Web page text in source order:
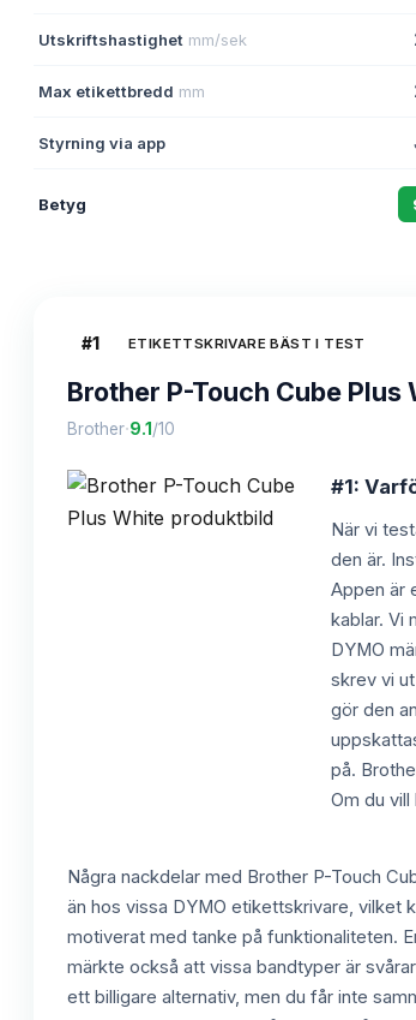
Utskriftshastighet mm/sek
Max etikettbredd mm
Styrning via app
Betyg
#1 ETIKETTSKRIVARE BÄST I TEST
Brother P-Touch Cube Plus
Brother·9.1 /10
#1:
När vi
den är.
Appen är
kablar. Vi
DYMO
skrev vi
gör den
på.
Om du
Några nackdelar med Brother P-Touch
än hos vissa DYMO etikettskrivare, vilket
motiverat med tanke på funktionaliteten.
märkte också att vissa bandtyper är
ett billigare alternativ, men du får inte